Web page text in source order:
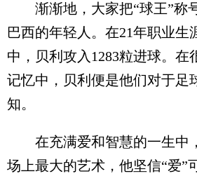
渐渐地，大家把“球王”称
巴西的年轻人。在21年职业生
中，贝利攻入1283粒进球。在
记忆中，贝利便是他们对于足
知。
在充满爱和智慧的一生中
场上最大的艺术，他坚信“爱”